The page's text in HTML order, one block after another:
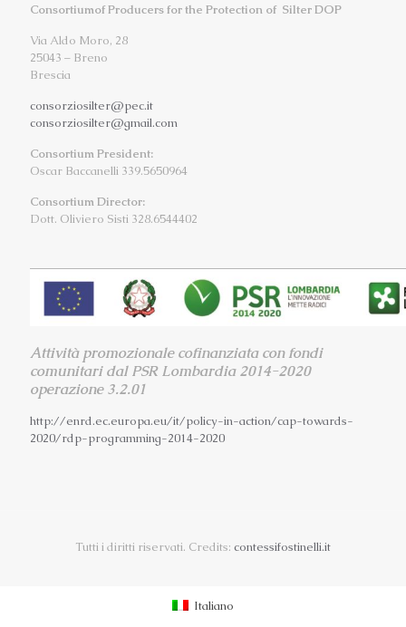
Consortiumof Producers for the Protection of Silter DOP
Via Aldo Moro, 28
25043 – Breno
Brescia
consorziosilter@pec.it
consorziosilter@gmail.com
Consortium President:
Oscar Baccanelli 339.5650964
Consortium Director:
Dott. Oliviero Sisti 328.6544402
Attività promozionale cofinanziata con fondi
comunitari dal PSR Lombardia 2014-2020
operazione 3.2.01
http://enrd.ec.europa.eu/it/policy-in-action/cap-towards-
2020/rdp-programming-2014-2020
Tutti i diritti riservati. Credits: contessifostinelli.it
Italiano